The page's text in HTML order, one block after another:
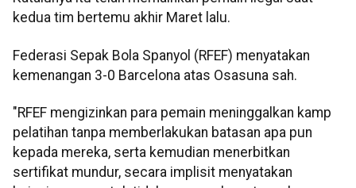
kedua tim bertemu akhir Maret lalu.
Federasi Sepak Bola Spanyol (RFEF) menyatakan
kemenangan 3-0 Barcelona atas Osasuna sah.
"RFEF mengizinkan para pemain meninggalkan kamp
pelatihan tanpa memberlakukan batasan apa pun
kepada mereka, serta kemudian menerbitkan
sertifikat mundur, secara implisit menyatakan